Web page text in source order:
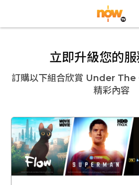
立即升級您的服
訂購以下組合欣賞 Under The
精彩內容